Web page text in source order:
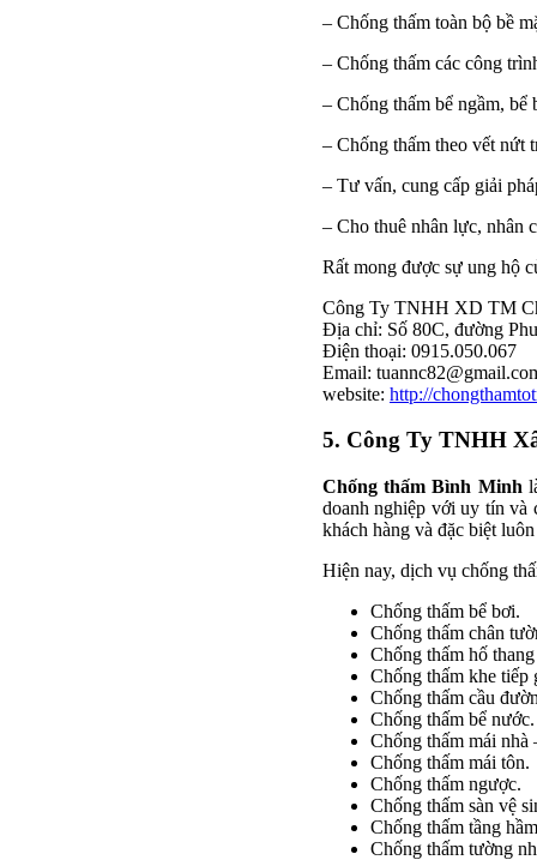
– Chống thấm toàn bộ bề
– Chống thấm các công
– Chống thấm bể ngầm,
– Chống thấm theo vết nứt
– Tư vấn, cung cấp giải
– Cho thuê nhân lực, nhân
Rất mong được sự ung hộ
Công Ty TNHH XD TM
Địa chỉ: Số 80C, đường
Điện thoại: 0915.050.067
Email:
website: http://
5. Công Ty TNHH
Chống thấm Bình Minh
doanh nghiệp với uy tín và
khách hàng và đặc biệt
Hiện nay, dịch vụ chống
Chống thấm bể bơi.
Chống thấm chân
Chống thấm hố
Chống thấm khe tiếp
Chống thấm cầu
Chống thấm bể nước.
Chống thấm mái nhà
Chống thấm mái tôn.
Chống thấm ngược.
Chống thấm sàn vệ
Chống thấm tầng
Chống thấm tường